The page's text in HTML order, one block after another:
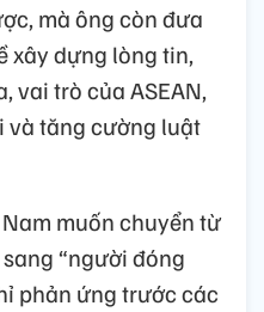
mà ông còn đưa
xây dựng lòng tin,
vai trò của ASEAN,
và tăng cường luật
muốn chuyển từ
“người đóng
phản ứng trước các